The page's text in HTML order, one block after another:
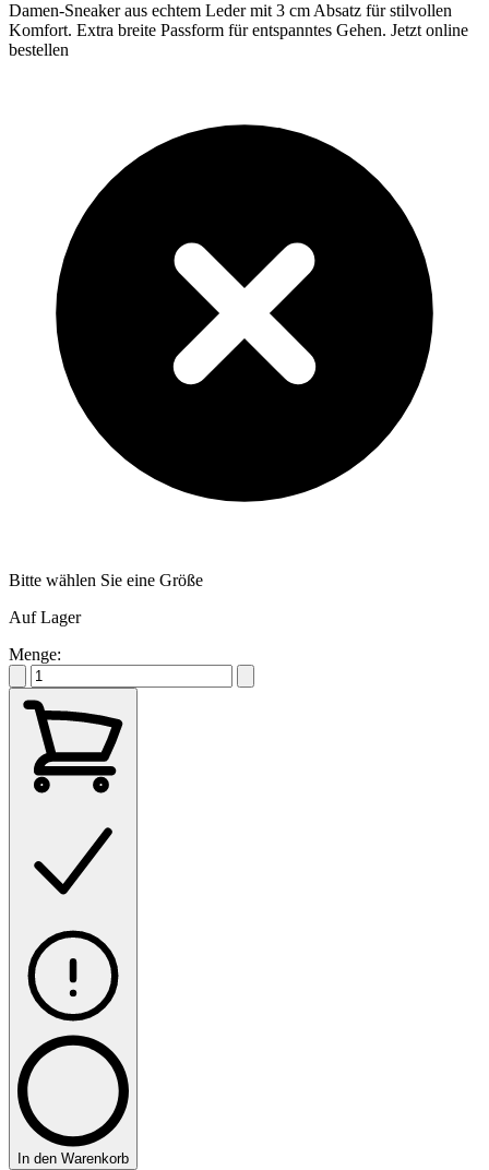
Damen-Sneaker aus echtem Leder mit 3 cm Absatz für stilvollen
Komfort. Extra breite Passform für entspanntes Gehen. Jetzt online
bestellen
Bitte wählen Sie eine Größe
Auf Lager
Menge:
In den Warenkorb